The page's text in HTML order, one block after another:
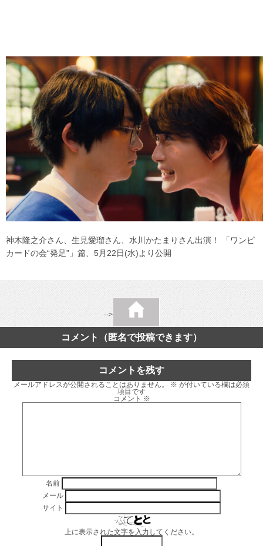
神木隆之介さん、生見愛瑠さん、水川かたまりさん出演！ 「ワンピ
カードの会“発足”」篇、5月22日(水)より公開
-->
コメント（匿名で投稿できます）
コメントを残す
メールアドレスが公開されることはありません。 ※ が付いている欄は必須
項目です
コメント ※
名前
メール
サイト
上に表示された文字を入力してください。